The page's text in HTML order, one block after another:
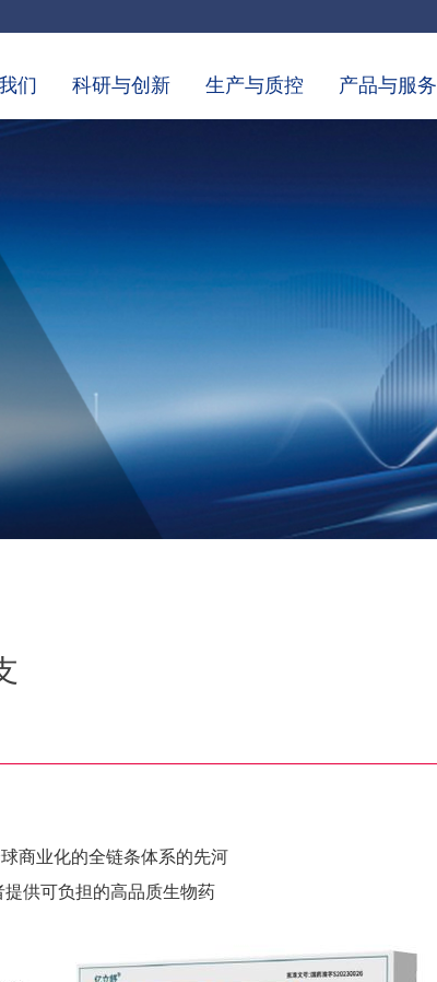
们 科研与创新 生产与质控 产品与服务
商业化的全链条体系的先河
供可负担的高品质生物药